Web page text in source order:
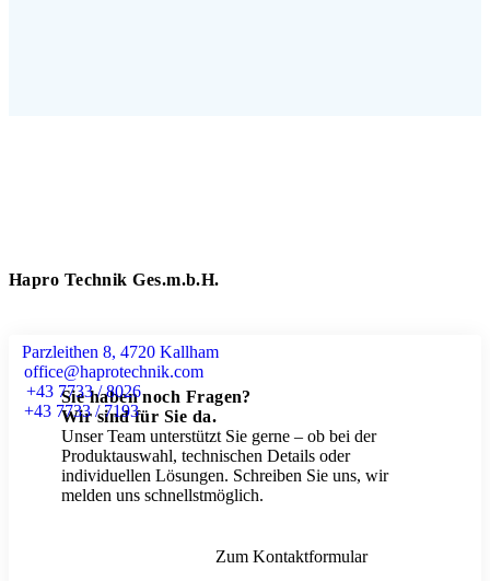
Hapro Technik Ges.m.b.H.
Parzleithen 8, 4720 Kallham
office@haprotechnik.com
+43 7733 / 8026
+43 7733 / 7193
Sie haben noch Fragen?
Wir sind für Sie da.
Unser Team unterstützt Sie gerne – ob bei der
Produktauswahl, technischen Details oder
individuellen Lösungen. Schreiben Sie uns, wir
melden uns schnellstmöglich.
Zum Kontaktformular